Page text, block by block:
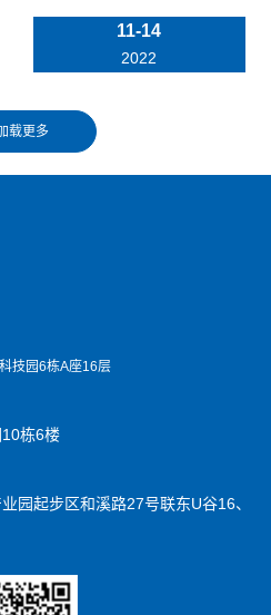
11-14
2022
技园6栋A座16层
栋6楼
园起步区和溪路27号联东U谷16、